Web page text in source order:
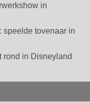
in
speelde tovenaar in
rond in Disneyland